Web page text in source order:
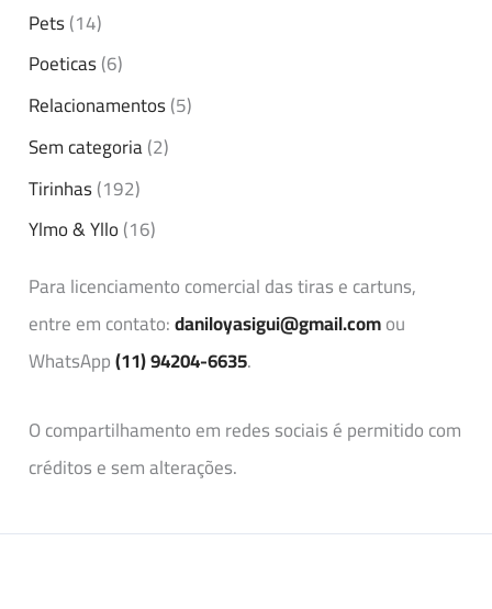
Pets(14)
Poeticas(6)
Relacionamentos(5)
Sem categoria(2)
Tirinhas(192)
Ylmo & Yllo(16)
Para licenciamento comercial das tiras e cartuns,
entre em contato:daniloyasigui@gmail.comou
WhatsApp(11) 94204-6635.
O compartilhamento em redes sociais é permitido com
créditos e sem alterações.